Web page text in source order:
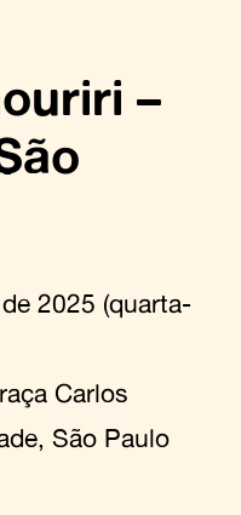
–
2025 (quarta-
Carlos
São Paulo